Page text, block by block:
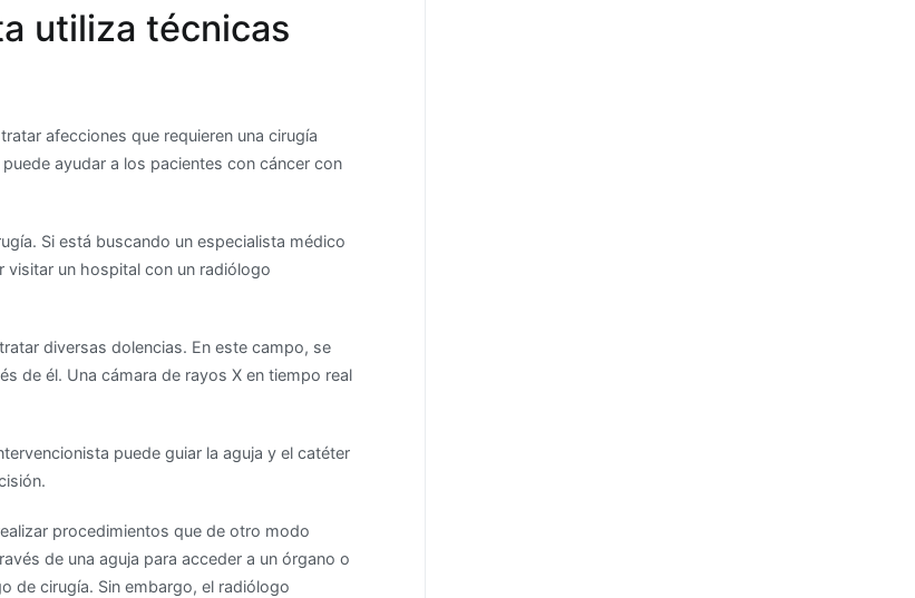
utiliza técnicas
afecciones que requieren una cirugía
ayudar a los pacientes con cáncer con
Si está buscando un especialista médico
visitar un hospital con un radiólogo
diversas dolencias. En este campo, se
de él. Una cámara de rayos X en tiempo real
puede guiar la aguja y el catéter
procedimientos que de otro modo
de una aguja para acceder a un órgano o
de cirugía. Sin embargo, el radiólogo